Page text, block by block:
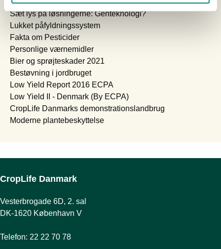
Udvikling af Plantebeskyttelse siden 1960
Sæt lys på løsningerne: Genteknologi?
Lukket påfyldningssystem
Fakta om Pesticider
Personlige værnemidler
Bier og sprøjteskader 2021
Bestøvning i jordbruget
Low Yield Report 2016 ECPA
Low Yield II - Denmark (By ECPA)
CropLife Danmarks demonstrationslandbrug
Moderne plantebeskyttelse
CropLife Danmark
Vesterbrogade 6D, 2. sal
DK-1620 København V
Telefon: 22 22 70 78